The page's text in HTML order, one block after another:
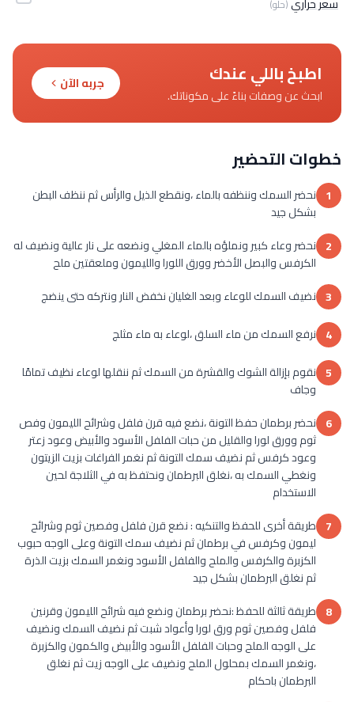
(حلو)
اطبخ باللي عندك
ابحث عن وصفات بناءً على مكوناتك.
جربه الآن
خطوات التحضير
1 نحضر السمك وننظفه بالماء ،ونقطع الذيل والرأس ثم ننظف البطن
بشكل جيد
2 نحضر وعاء كبير ونملؤه بالماء المغلي ونضعه على نار عالية ونضيف له
الكرفس والبصل الأخضر وورق اللورا والليمون وملعقتين ملح
3 نضيف السمك للوعاء وبعد الغليان نخفض النار ونتركه حتى ينضج
4 نرفع السمك من ماء السلق ،لوعاء به ماء مثلج
5 نقوم بإزالة الشوك والقشرة من السمك ثم ننقلها لوعاء نظيف تمامًا
وجاف
6 نحضر برطمان حفظ التونة ،نضع فيه قرن فلفل وشرائح الليمون وفص
ثوم وورق لورا والقليل من حبات الفلفل الأسود والأبيض وعود زعتر
وعود كرفس ثم نضيف سمك التونة ثم نغمر الفراغات بزيت الزيتون
ونغطي السمك به ،نغلق البرطمان ونحتفظ به في الثلاجة لحين
الاستخدام
7 طريقة أخرى للحفظ والتنكيه : نضع قرن فلفل وفصين ثوم وشرائح
ليمون وكرفس في برطمان ثم نضيف سمك التونة وعلى الوجه حبوب
الكزبرة والكرفس والملح والفلفل الأسود ونغمر السمك بزيت الذرة
ثم نغلق البرطمان بشكل جيد
8 طريقة ثالثة للحفظ :نحضر برطمان ونضع فيه شرائح الليمون وقرنين
فلفل وفصين ثوم ورق لورا وأعواد شبت ثم نضيف السمك ونضيف
على الوجه الملح وحبات الفلفل الأسود والأبيض والكمون والكزبرة
،ونغمر السمك بمحلول الملح ونضيف على الوجه زيت ثم نغلق
البرطمان باحكام